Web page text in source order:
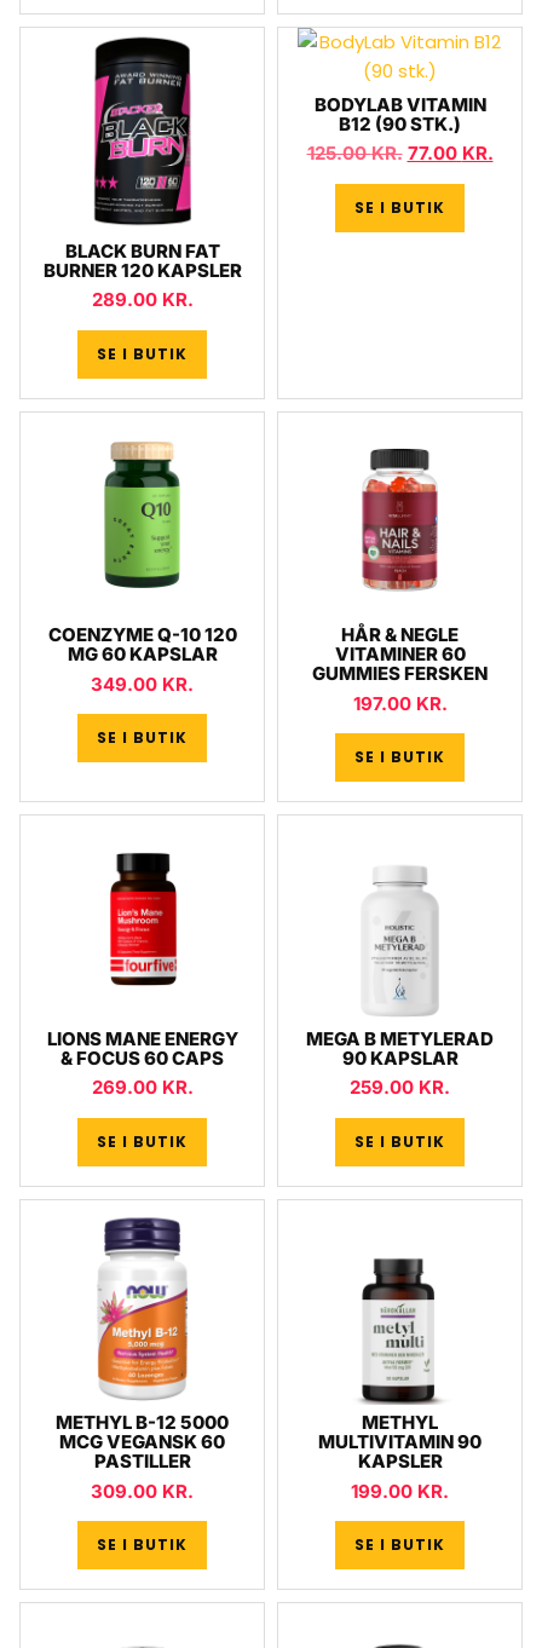
BLACK BURN FAT
BURNER 120 KAPSLER
289.00 KR.
SE I BUTIK
BODYLAB VITAMIN
B12 (90 STK.)
125.00KR. 77.00 KR.
SE I BUTIK
COENZYME Q-10 120
MG 60 KAPSLAR
349.00 KR.
SE I BUTIK
HÅR & NEGLE
VITAMINER 60
GUMMIES FERSKEN
197.00 KR.
SE I BUTIK
LIONS MANE ENERGY
& FOCUS 60 CAPS
269.00 KR.
SE I BUTIK
MEGA B METYLERAD
90 KAPSLAR
259.00 KR.
SE I BUTIK
METHYL B-12 5000
MCG VEGANSK 60
PASTILLER
309.00 KR.
SE I BUTIK
METHYL
MULTIVITAMIN 90
KAPSLER
199.00 KR.
SE I BUTIK